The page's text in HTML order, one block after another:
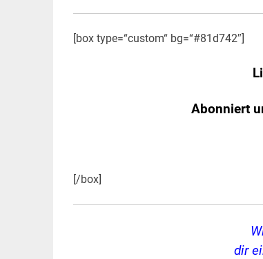
[box type=“custom“ bg=“#81d742″]
Abonniert
[/box]
dir